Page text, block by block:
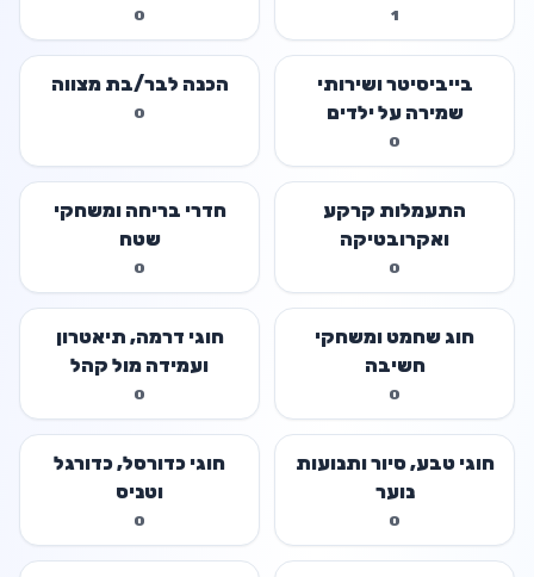
1
עצמית
0
בייביסיטר ושירותי
שמירה על ילדים
0
הכנה לבר/בת מצווה
0
התעמלות קרקע
ואקרובטיקה
0
חדרי בריחה ומשחקי
שטח
0
חוג שחמט ומשחקי
חשיבה
0
חוגי דרמה, תיאטרון
ועמידה מול קהל
0
חוגי טבע, סיור ותנועות
נוער
0
חוגי כדורסל, כדורגל
וטניס
0